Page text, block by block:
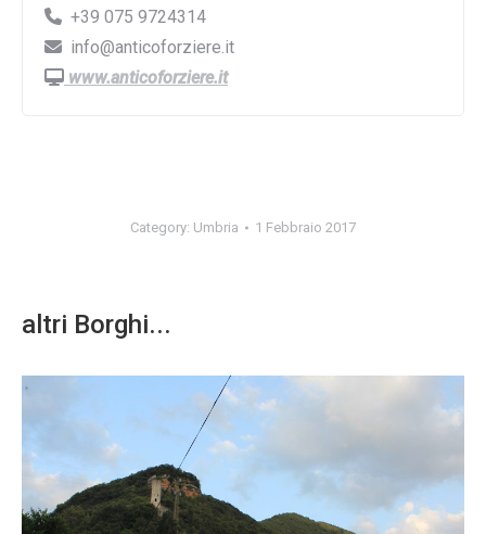
+39 075 9724314
info@anticoforziere.it
www.anticoforziere.it
Category: Umbria 1 Febbraio 2017
altri Borghi...